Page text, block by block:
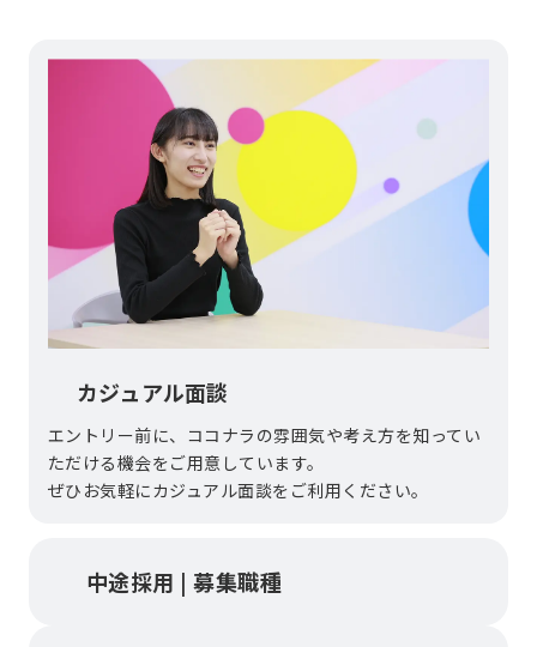
カジュアル面談
エントリー前に、ココナラの雰囲気や考え方を知ってい
ただける機会をご用意しています。
ぜひお気軽にカジュアル面談をご利用ください。
中途採用 | 募集職種